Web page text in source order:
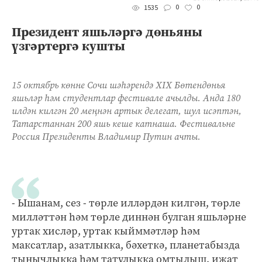
1535
0 0
Президент яшьләргә дөньяны
үзгәртергә кушты
15 октябрь көнне Сочи шәһәрендә XIX Бөтендөнья
яшьләр һәм студентлар фестивале ачылды. Анда 180
илдән килгән 20 меңнән артык делегат, шул исәптән,
Татарстаннан 200 яшь кеше катнаша. Фестивальне
Россия Президенты Владимир Путин ачты.
- Ышанам, сез - төрле илләрдән килгән, төрле
милләттән һәм төрле диннән булган яшьләрне
уртак хисләр, уртак кыйммәтләр һәм
максатлар, азатлыкка, бәхеткә, планетабызда
тынычлыкка һәм татулыкка омтылыш, иҗат